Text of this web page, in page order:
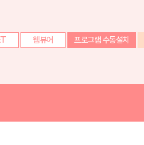
웹뷰어 프로그램 수동설치